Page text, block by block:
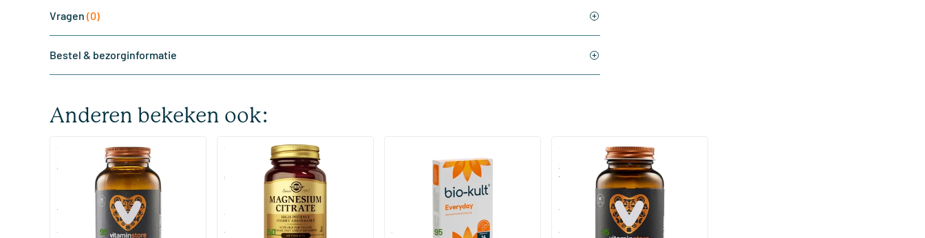
Vragen (0)
Bestel & bezorginformatie
Anderen bekeken ook:
(510)
Super Magnesium
60/​120 tabletten
Vitaminstore
vanaf 95
(287)
Magnesium Citrate (Magnesium
Citraat)
60/​120 tabletten
Solgar Vitamins
vanaf 50
Bio-Kult Probiotica
30/​60/​120 capsules
vanaf .95
(158)
Super D3 Extra Sterk 75 mcg
vitamine D
60/​120 softgels
Vitaminstore
vanaf 95